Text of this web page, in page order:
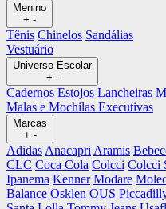
Menino
+ -
Tênis Chinelos Sandálias
Vestuário
Universo Escolar
+ -
Cadernos Estojos Lancheiras
Malas e Mochilas Executivas
Marcas
+ -
Adidas Anacapri Aramis
CLC Coca Cola Colcci Colcci
Ipanema Kenner Modare
Balance Osklen OUS